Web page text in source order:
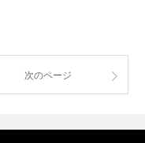
次のページ